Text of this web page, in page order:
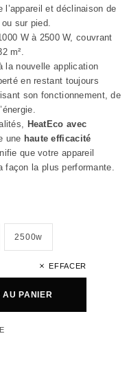
l’appareil et déclinaison de
sur pied.
W à 2500 W, couvrant
m².
la nouvelle application
en restant toujours
son fonctionnement, de
HeatEco avec
une haute efficacité
que votre appareil
façon la plus performante.
2500w
EFFACER
AU PANIER